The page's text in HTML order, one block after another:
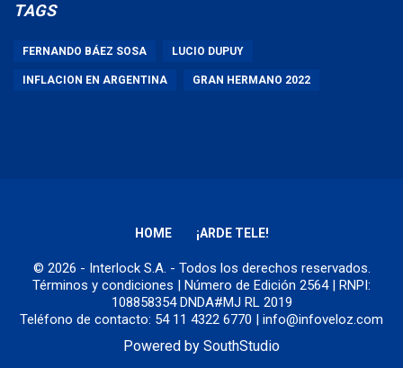
TAGS
FERNANDO BÁEZ SOSA LUCIO DUPUY
INFLACION EN ARGENTINA GRAN HERMANO 2022
HOME ¡ARDE TELE!
© 2026 - Interlock S.A. - Todos los derechos reservados.
Términos y condiciones | Número de Edición 2564 | RNPI:
108858354 DNDA#MJ RL 2019
Teléfono de contacto: 54 11 4322 6770 | info@infoveloz.com
Powered by SouthStudio